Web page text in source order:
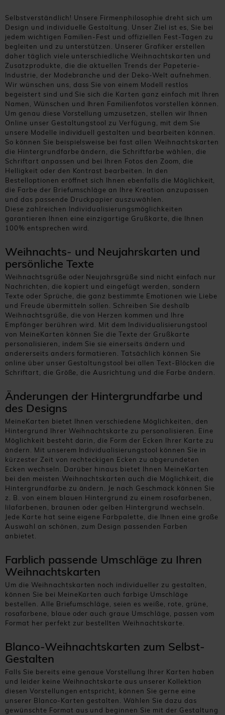
Selbstverständlich! Unsere Firmenphilosophie dreht sich um
Design und individuelle Gestaltung. Unser Ziel ist es, Sie bei
jedem wichtigen Familien-Fest und offiziellen Fest-Tagen zu
begleiten und zu unterstützen. Unserer Grafiker erstellen
daher täglich viele unterschiedliche Weihnachtskarten und
Zusatzprodukte, die die aktuellen Trends der Papeterie-
Industrie, der Modebranche und der Deko-Welt aufnehmen.
Wir wünschen uns, dass Sie von einem Modell restlos
begeistert sind und Sie sich die Karten ganz einfach mit Ihren
Namen, Wünschen und Ihren Familienfotos vorstellen können.
Um genau diese Vorstellung umzusetzen, stellen wir Ihnen
Online unser Gestaltungstool zu Verfügung, mit dem Sie
unsere Modelle individuell gestalten und bearbeiten können.
So können Sie beispielsweise bei fast allen Weihnachtskarten
die Hintergrundfarbe ändern, die Schriftfarbe wählen, die
Schriftart anpassen und bei Ihren Fotos den Zoom, die
Helligkeit oder den Kontrast bearbeiten. In den
Bestelloptionen eröffnet sich Ihnen ebenfalls die Möglichkeit,
die Farbe der Briefumschläge an Ihre Kreation anzupassen
und das passende Druckpapier auszuwählen.
Diese zahlreichen Individualisierungsmöglichkeiten
garantieren Ihnen eine einzigartige Grußkarte, die Ihnen
100% entsprechen wird.
Weihnachts- und Neujahrskarten und
persönliche Texte
Weihnachtsgrüße oder Neujahrsgrüße sind nicht einfach nur
Nachrichten, die kopiert und eingefügt werden, sondern
Texte oder Sprüche, die ganz bestimmte Emotionen wie Liebe
und Freude übermitteln sollen. Schreiben Sie deshalb
Weihnachtsgrüße, die von Herzen kommen und Ihre
Empfänger berühren wird. Mit dem Individualisierungstool
von MeineKarten können Sie die Texte der Grußkarte
personalisieren, indem Sie sie einerseits ändern und
andererseits anders formatieren. Tatsächlich können Sie
online über unser Gestaltungstool bei allen Text-Blöcken die
Schriftart, die Größe, die Ausrichtung und die Farbe ändern.
Änderungen der Hintergrundfarbe und
des Designs
MeineKarten bietet Ihnen verschiedene Möglichkeiten, den
Hintergrund Ihrer Weihnachtskarte zu personalisieren. Eine
Möglichkeit besteht darin, die Form der Ecken Ihrer Karte zu
ändern. Mit unserem Individualisierungstool können Sie in
kürzester Zeit von rechteckigen Ecken zu abgerundeten
Ecken wechseln. Darüber hinaus bietet Ihnen MeineKarten
bei den meisten Weihnachtskarten auch die Möglichkeit, die
Hintergrundfarbe zu ändern. Je nach Geschmack können Sie
z. B. von einem blauen Hintergrund zu einem rosafarbenen,
lilafarbenen, braunen oder gelben Hintergrund wechseln.
Jede Karte hat seine eigene Farbpalette, die Ihnen eine große
Auswahl an schönen, zum Design passenden Farben
anbietet.
Farblich passende Umschläge zu Ihren
Weihnachtskarten
Um die Weihnachtskarten noch individueller zu gestalten,
können Sie bei MeineKarten auch farbige Umschläge
bestellen. Alle Briefumschläge, seien es weiße, rote, grüne,
rosafarbene, blaue oder auch graue Umschläge, passen vom
Format her perfekt zur bestellten Weihnachtskarte.
Blanco-Weihnachtskarten zum Selbst-
Gestalten
Falls Sie bereits eine genaue Vorstellung Ihrer Karten haben
und leider keine Weihnachtskarte aus unserer Kollektion
diesen Vorstellungen entspricht, können Sie gerne eine
unserer Blanco-Karten gestalten. Wählen Sie dazu das
gewünschte Format aus und beginnen Sie mit der Gestaltung